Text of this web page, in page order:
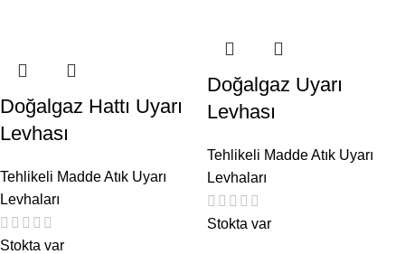
Doğalgaz Hattı Uyarı
Levhası
Tehlikeli Madde Atık Uyarı
Levhaları
Stokta var
Doğalgaz Uyarı
Levhası
Tehlikeli Madde Atık Uyarı
Levhaları
Stokta var